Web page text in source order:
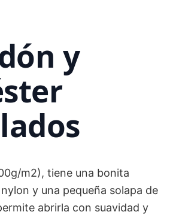
y
m2), tiene una bonita
y una pequeña solapa de
abrirla con suavidad y